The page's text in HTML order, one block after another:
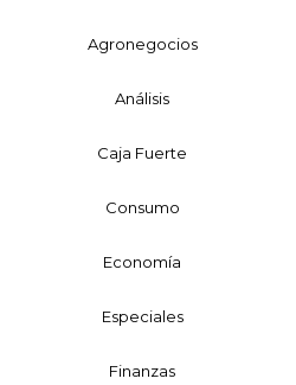
Agronegocios
Análisis
Caja Fuerte
Consumo
Economía
Especiales
Finanzas